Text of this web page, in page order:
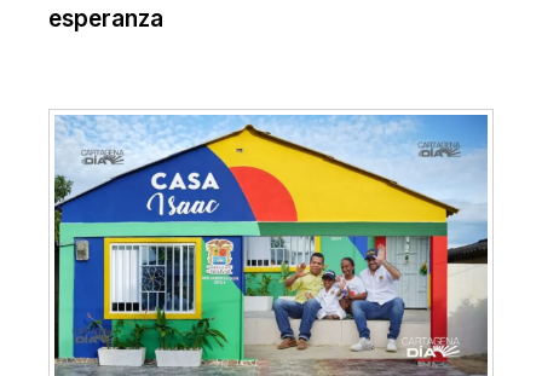
esperanza